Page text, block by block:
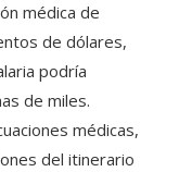
médica de
de dólares,
podría
de miles.
médicas,
del itinerario